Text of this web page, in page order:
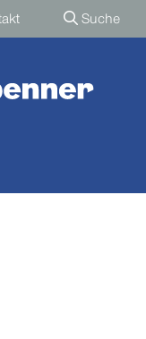
Suche